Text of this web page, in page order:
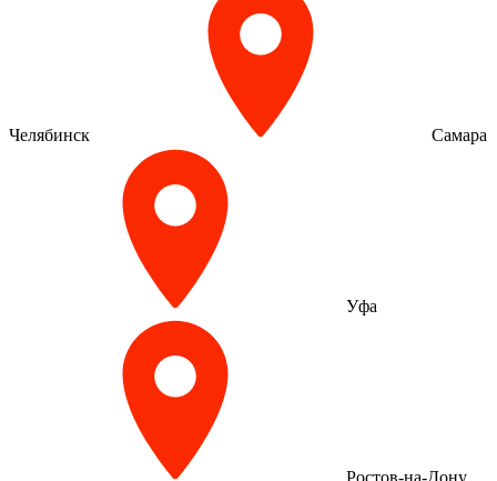
Челябинск Самара
Уфа
Ростов-на-Дону